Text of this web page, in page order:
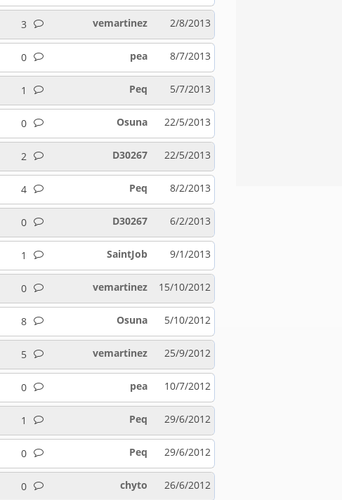
3 2/8/2013
vemartinez
0 8/7/2013
pea
1 5/7/2013
Peq
0 22/5/2013
Osuna
2 22/5/2013
D30267
4 8/2/2013
Peq
0 6/2/2013
D30267
1 9/1/2013
SaintJob
0 15/10/2012
vemartinez
8 5/10/2012
Osuna
5 25/9/2012
vemartinez
0 10/7/2012
pea
1 29/6/2012
Peq
0 29/6/2012
Peq
0 26/6/2012
chyto